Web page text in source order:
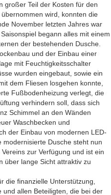
großer Teil der Kosten für den
wird, konnten die
November letzten Jahres war
begann alles mit einem
der bestehenden Dusche.
und der Einbau einer
mit Feuchtigkeitsschalter
wurden eingebaut, sowie ein
dem Fliesen losgehen konnte,
Fußbodenheizung verlegt, die
verhindern soll, dass sich
Schimmel an den Wänden
Waschbecken und
der Einbau von modernen LED-
modernisierte Dusche steht nun
zur Verfügung und ist ein
über lange Sicht attraktiv zu
die finanzielle Unterstützung,
allen Beteiligten, die bei der